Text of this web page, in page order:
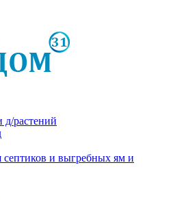
д/растений
септиков и выгребных ям и